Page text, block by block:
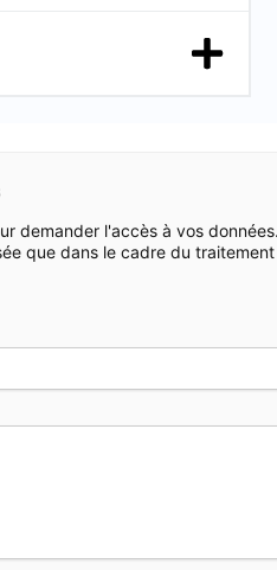
demander l'accès à vos
que dans le cadre du